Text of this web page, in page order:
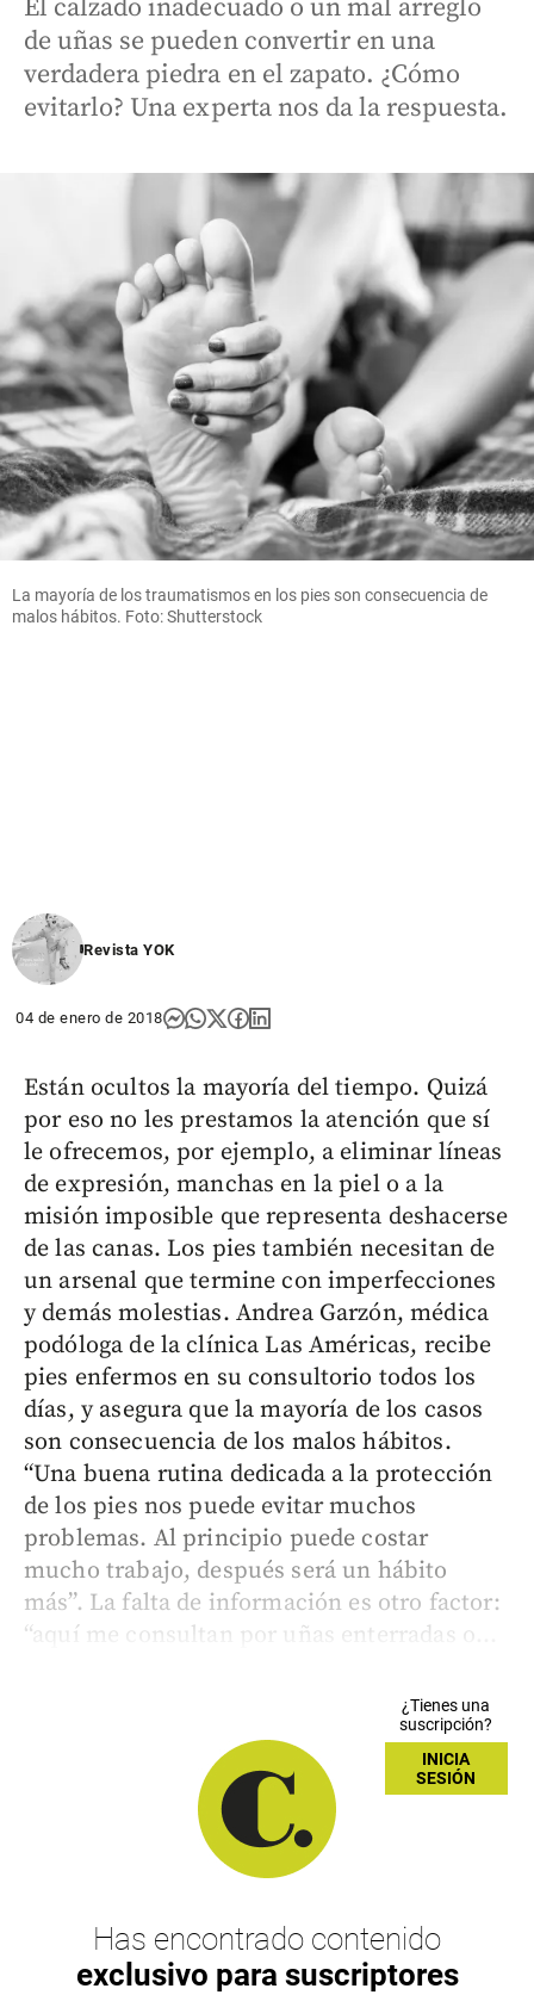
El calzado inadecuado o un mal arreglo
de uñas se pueden convertir en una
verdadera piedra en el zapato. ¿Cómo
evitarlo? Una experta nos da la respuesta.
La mayoría de los traumatismos en los pies son consecuencia de
malos hábitos. Foto: Shutterstock
Revista YOK
04 de enero de 2018
Están ocultos la mayoría del tiempo. Quizá
por eso no les prestamos la atención que sí
le ofrecemos, por ejemplo, a eliminar líneas
de expresión, manchas en la piel o a la
misión imposible que representa deshacerse
de las canas. Los pies también necesitan de
un arsenal que termine con imperfecciones
y demás molestias. Andrea Garzón, médica
podóloga de la clínica Las Américas, recibe
pies enfermos en su consultorio todos los
días, y asegura que la mayoría de los casos
son consecuencia de los malos hábitos.
“Una buena rutina dedicada a la protección
de los pies nos puede evitar muchos
problemas. Al principio puede costar
mucho trabajo, después será un hábito
más”. La falta de información es otro factor:
“aquí me consultan por uñas enterradas o...
¿Tienes una
suscripción?
INICIA
SESIÓN
Has encontrado contenido
exclusivo para suscriptores